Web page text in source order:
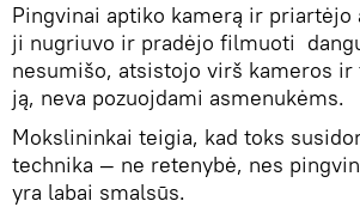
Pingvinai aptiko kamerą ir priartėjo
ji nugriuvo ir pradėjo filmuoti
nesumišo, atsistojo virš kameros ir
ją, neva pozuojdami asmenukėms.
Mokslininkai teigia, kad toks
technika — ne retenybė, nes
yra labai smalsūs.